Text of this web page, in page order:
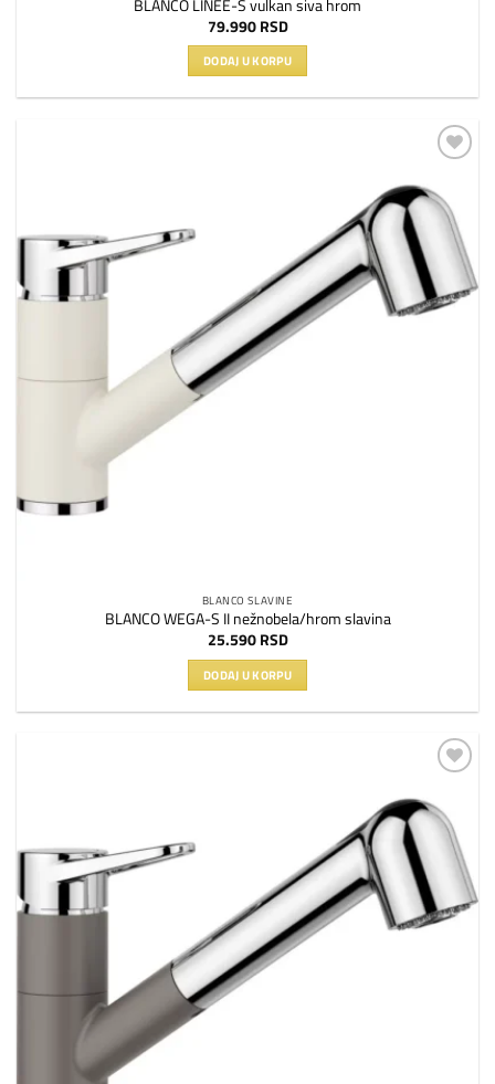
BLANCO LINEE-S vulkan siva hrom
79.990 RSD
DODAJ U KORPU
listu
želja
BLANCO SLAVINE
BLANCO WEGA-S II nežnobela/hrom slavina
25.590 RSD
DODAJ U KORPU
listu
želja